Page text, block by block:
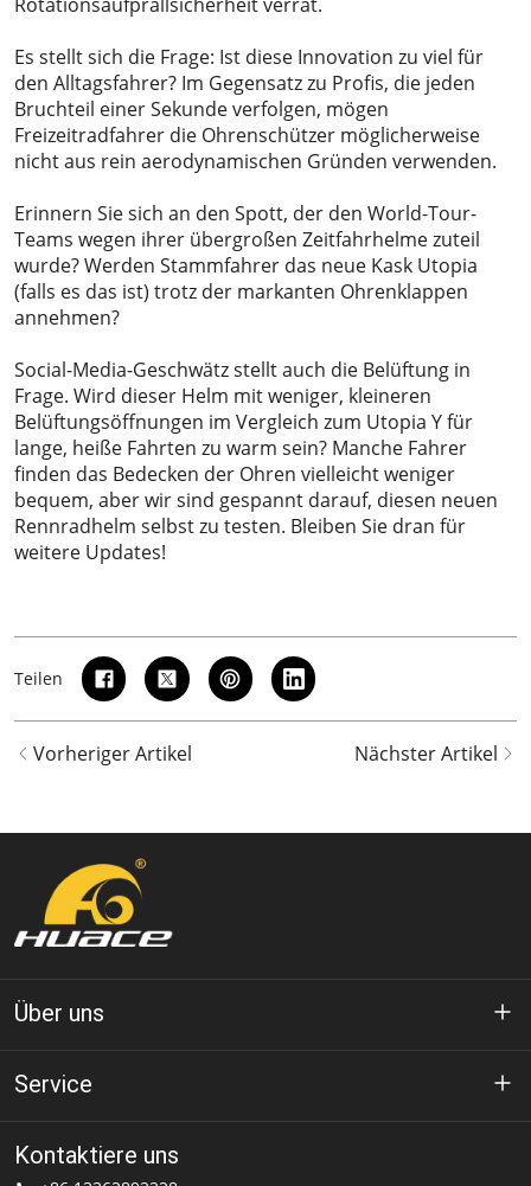
Es stellt sich die Frage: Ist diese Innovation zu viel für
den Alltagsfahrer? Im Gegensatz zu Profis, die jeden
Bruchteil einer Sekunde verfolgen, mögen
Freizeitradfahrer die Ohrenschützer möglicherweise
nicht aus rein aerodynamischen Gründen verwenden.
Erinnern Sie sich an den Spott, der den World-Tour-
Teams wegen ihrer übergroßen Zeitfahrhelme zuteil
wurde? Werden Stammfahrer das neue Kask Utopia
(falls es das ist) trotz der markanten Ohrenklappen
annehmen?
Social-Media-Geschwätz stellt auch die Belüftung in
Frage. Wird dieser Helm mit weniger, kleineren
Belüftungsöffnungen im Vergleich zum Utopia Y für
lange, heiße Fahrten zu warm sein? Manche Fahrer
finden das Bedecken der Ohren vielleicht weniger
bequem, aber wir sind gespannt darauf, diesen neuen
Rennradhelm selbst zu testen. Bleiben Sie dran für
weitere Updates!
Teilen
Vorheriger Artikel Nächster Artikel
Über uns
Über Huace
Lösung
Service
Datenschutz-Bestimmungen
Kontaktiere uns